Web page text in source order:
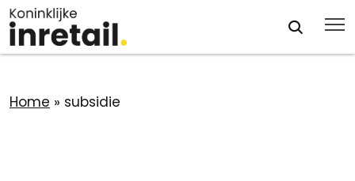
Home » subsidie